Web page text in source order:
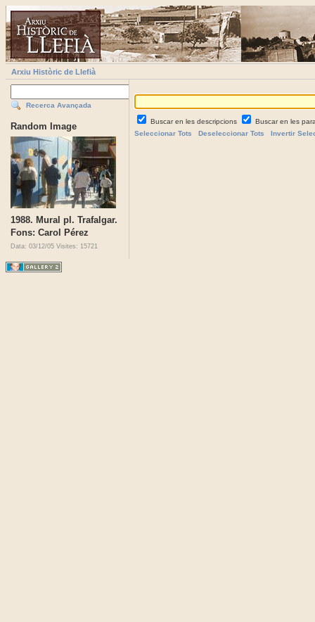
Arxiu Històric de Llefià
Recerca Avançada
Random Image
1988. Mural pl. Trafalgar.
Fons: Carol Pérez
Data: 03/12/05 Visites: 15721
Buscar en les descripcions
Buscar en les
Seleccionar Tots
Deseleccionar Tots Invertir